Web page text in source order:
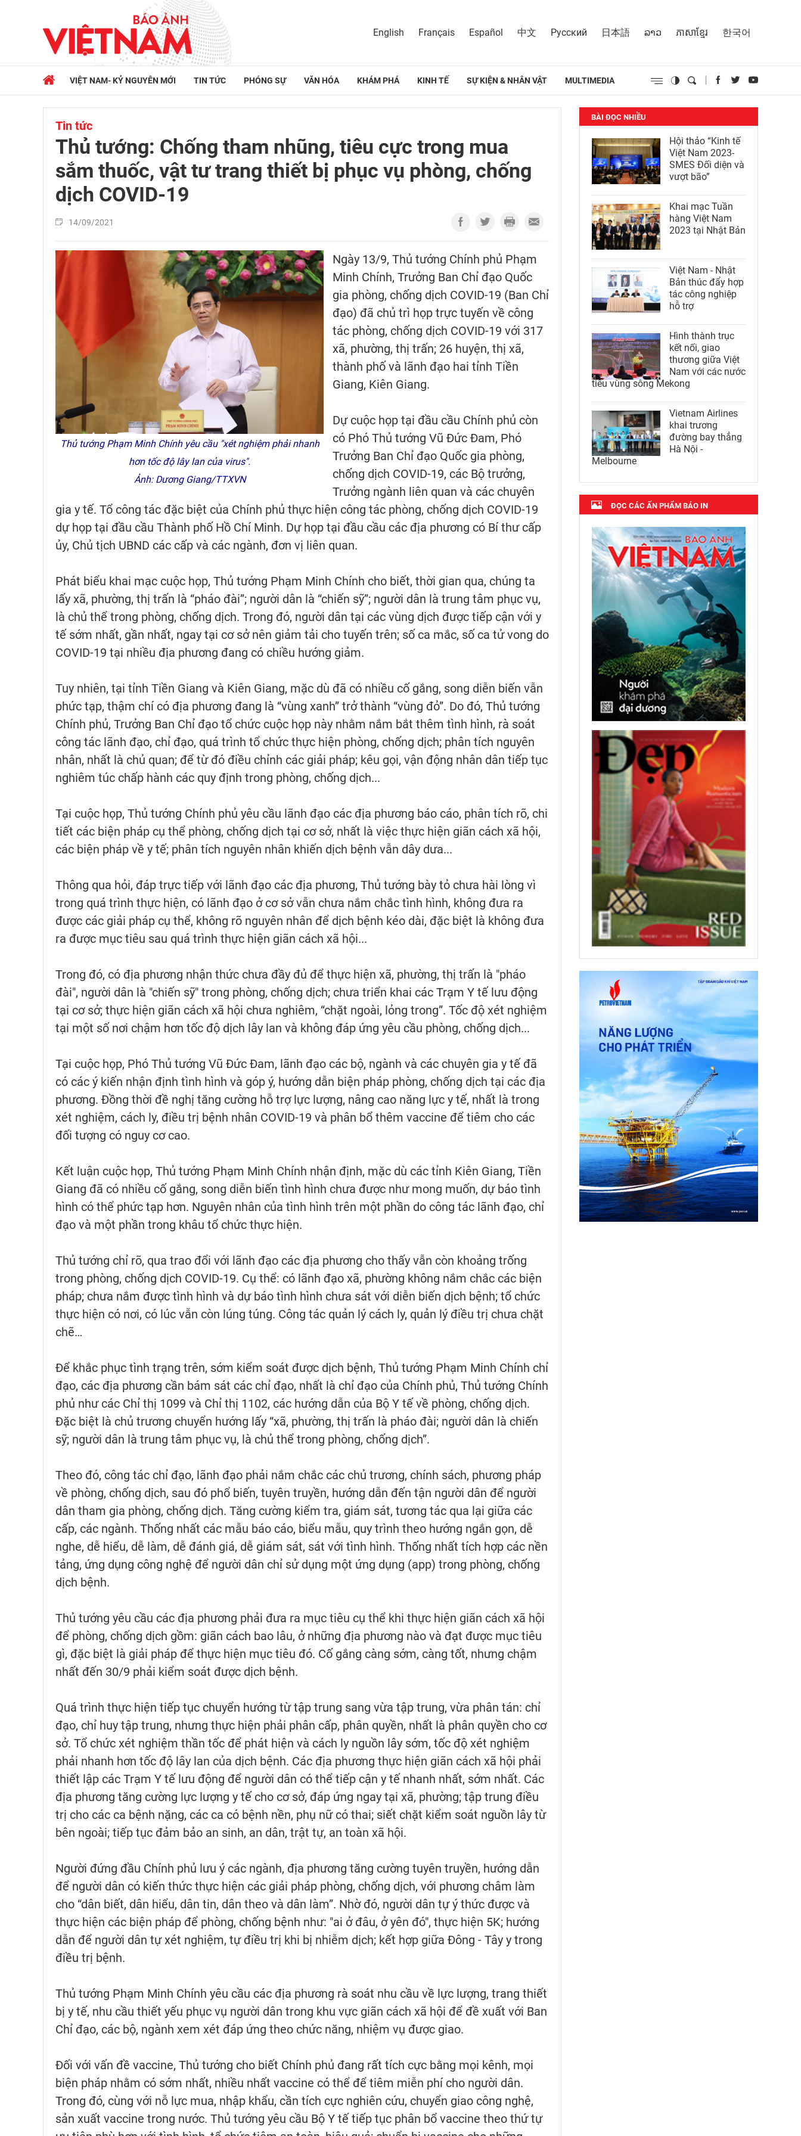
English Français Español 中文 Русский 日本語 ລາວ ភាសាខ្មែរ 한국어
VIỆT NAM- KỶ NGUYÊN MỚI TIN TỨC PHÓNG SỰ VĂN HÓA KHÁM PHÁ KINH TẾ SỰ KIỆN & NHÂN VẬT MULTIMEDIA
Tin tức
Thủ tướng: Chống tham nhũng, tiêu cực trong mua
sắm thuốc, vật tư trang thiết bị phục vụ phòng, chống
dịch COVID-19 ​
14/09/2021
Thủ tướng Phạm Minh Chính yêu cầu "xét nghiệm phải nhanh
hơn tốc độ lây lan của virus".
Ảnh: Dương Giang/TTXVN
Ngày 13/9, Thủ tướng Chính phủ Phạm
Minh Chính, Trưởng Ban Chỉ đạo Quốc
gia phòng, chống dịch COVID-19 (Ban Chỉ
đạo) đã chủ trì họp trực tuyến về công
tác phòng, chống dịch COVID-19 với 317
xã, phường, thị trấn; 26 huyện, thị xã,
thành phố và lãnh đạo hai tỉnh Tiền
Giang, Kiên Giang.
Dự cuộc họp tại đầu cầu Chính phủ còn
có Phó Thủ tướng Vũ Đức Đam, Phó
Trưởng Ban Chỉ đạo Quốc gia phòng,
chống dịch COVID-19, các Bộ trưởng,
Trưởng ngành liên quan và các chuyên
gia y tế. Tổ công tác đặc biệt của Chính phủ thực hiện công tác phòng, chống dịch COVID-19
dự họp tại đầu cầu Thành phố Hồ Chí Minh. Dự họp tại đầu cầu các địa phương có Bí thư cấp
ủy, Chủ tịch UBND các cấp và các ngành, đơn vị liên quan.
Phát biểu khai mạc cuộc họp, Thủ tướng Phạm Minh Chính cho biết, thời gian qua, chúng ta
lấy xã, phường, thị trấn là “pháo đài”; người dân là “chiến sỹ”; người dân là trung tâm phục vụ,
là chủ thể trong phòng, chống dịch. Trong đó, người dân tại các vùng dịch được tiếp cận với y
tế sớm nhất, gần nhất, ngay tại cơ sở nên giảm tải cho tuyến trên; số ca mắc, số ca tử vong do
COVID-19 tại nhiều địa phương đang có chiều hướng giảm.
Tuy nhiên, tại tỉnh Tiền Giang và Kiên Giang, mặc dù đã có nhiều cố gắng, song diễn biến vẫn
phức tạp, thậm chí có địa phương đang là “vùng xanh” trở thành “vùng đỏ”. Do đó, Thủ tướng
Chính phủ, Trưởng Ban Chỉ đạo tổ chức cuộc họp này nhằm nắm bắt thêm tình hình, rà soát
công tác lãnh đạo, chỉ đạo, quá trình tổ chức thực hiện phòng, chống dịch; phân tích nguyên
nhân, nhất là chủ quan; để từ đó điều chỉnh các giải pháp; kêu gọi, vận động nhân dân tiếp tục
nghiêm túc chấp hành các quy định trong phòng, chống dịch...
Tại cuộc họp, Thủ tướng Chính phủ yêu cầu lãnh đạo các địa phương báo cáo, phân tích rõ, chi
tiết các biện pháp cụ thể phòng, chống dịch tại cơ sở, nhất là việc thực hiện giãn cách xã hội,
các biện pháp về y tế; phân tích nguyên nhân khiến dịch bệnh vẫn dây dưa...
Thông qua hỏi, đáp trực tiếp với lãnh đạo các địa phương, Thủ tướng bày tỏ chưa hài lòng vì
trong quá trình thực hiện, có lãnh đạo ở cơ sở vẫn chưa nắm chắc tình hình, không đưa ra
được các giải pháp cụ thể, không rõ nguyên nhân để dịch bệnh kéo dài, đặc biệt là không đưa
ra được mục tiêu sau quá trình thực hiện giãn cách xã hội...
Trong đó, có địa phương nhận thức chưa đầy đủ để thực hiện xã, phường, thị trấn là "pháo
đài", người dân là "chiến sỹ" trong phòng, chống dịch; chưa triển khai các Trạm Y tế lưu động
tại cơ sở; thực hiện giãn cách xã hội chưa nghiêm, “chặt ngoài, lỏng trong”. Tốc độ xét nghiệm
tại một số nơi chậm hơn tốc độ dịch lây lan và không đáp ứng yêu cầu phòng, chống dịch...
Tại cuộc họp, Phó Thủ tướng Vũ Đức Đam, lãnh đạo các bộ, ngành và các chuyên gia y tế đã
có các ý kiến nhận định tình hình và góp ý, hướng dẫn biện pháp phòng, chống dịch tại các địa
phương. Đồng thời đề nghị tăng cường hỗ trợ lực lượng, nâng cao năng lực y tế, nhất là trong
xét nghiệm, cách ly, điều trị bệnh nhân COVID-19 và phân bổ thêm vaccine để tiêm cho các
đối tượng có nguy cơ cao.
Kết luận cuộc họp, Thủ tướng Phạm Minh Chính nhận định, mặc dù các tỉnh Kiên Giang, Tiền
Giang đã có nhiều cố gắng, song diễn biến tình hình chưa được như mong muốn, dự báo tình
hình có thể phức tạp hơn. Nguyên nhân của tình hình trên một phần do công tác lãnh đạo, chỉ
đạo và một phần trong khâu tổ chức thực hiện.
Thủ tướng chỉ rõ, qua trao đổi với lãnh đạo các địa phương cho thấy vẫn còn khoảng trống
trong phòng, chống dịch COVID-19. Cụ thể: có lãnh đạo xã, phường không nắm chắc các biện
pháp; chưa nắm được tình hình và dự báo tình hình chưa sát với diễn biến dịch bệnh; tổ chức
thực hiện có nơi, có lúc vẫn còn lúng túng. Công tác quản lý cách ly, quản lý điều trị chưa chặt
chẽ…
Để khắc phục tình trạng trên, sớm kiểm soát được dịch bệnh, Thủ tướng Phạm Minh Chính chỉ
đạo, các địa phương cần bám sát các chỉ đạo, nhất là chỉ đạo của Chính phủ, Thủ tướng Chính
phủ như các Chỉ thị 1099 và Chỉ thị 1102, các hướng dẫn của Bộ Y tế về phòng, chống dịch.
Đặc biệt là chủ trương chuyển hướng lấy “xã, phường, thị trấn là pháo đài; người dân là chiến
sỹ; người dân là trung tâm phục vụ, là chủ thể trong phòng, chống dịch”.
Theo đó, công tác chỉ đạo, lãnh đạo phải nắm chắc các chủ trương, chính sách, phương pháp
về phòng, chống dịch, sau đó phổ biến, tuyên truyền, hướng dẫn đến tận người dân để người
dân tham gia phòng, chống dịch. Tăng cường kiểm tra, giám sát, tương tác qua lại giữa các
cấp, các ngành. Thống nhất các mẫu báo cáo, biểu mẫu, quy trình theo hướng ngắn gọn, dễ
nghe, dễ hiểu, dễ làm, dễ đánh giá, dễ giám sát, sát với tình hình. Thống nhất tích hợp các nền
tảng, ứng dụng công nghệ để người dân chỉ sử dụng một ứng dụng (app) trong phòng, chống
dịch bệnh.
Thủ tướng yêu cầu các địa phương phải đưa ra mục tiêu cụ thể khi thực hiện giãn cách xã hội
để phòng, chống dịch gồm: giãn cách bao lâu, ở những địa phương nào và đạt được mục tiêu
gì, đặc biệt là giải pháp để thực hiện mục tiêu đó. Cố gắng càng sớm, càng tốt, nhưng chậm
nhất đến 30/9 phải kiểm soát được dịch bệnh.
Quá trình thực hiện tiếp tục chuyển hướng từ tập trung sang vừa tập trung, vừa phân tán: chỉ
đạo, chỉ huy tập trung, nhưng thực hiện phải phân cấp, phân quyền, nhất là phân quyền cho cơ
sở. Tổ chức xét nghiệm thần tốc để phát hiện và cách ly nguồn lây sớm, tốc độ xét nghiệm
phải nhanh hơn tốc độ lây lan của dịch bệnh. Các địa phương thực hiện giãn cách xã hội phải
thiết lập các Trạm Y tế lưu động để người dân có thể tiếp cận y tế nhanh nhất, sớm nhất. Các
địa phương tăng cường lực lượng y tế cho cơ sở, đáp ứng ngay tại xã, phường; tập trung điều
trị cho các ca bệnh nặng, các ca có bệnh nền, phụ nữ có thai; siết chặt kiểm soát nguồn lây từ
bên ngoài; tiếp tục đảm bảo an sinh, an dân, trật tự, an toàn xã hội.
Người đứng đầu Chính phủ lưu ý các ngành, địa phương tăng cường tuyên truyền, hướng dẫn
để người dân có kiến thức thực hiện các giải pháp phòng, chống dịch, với phương châm làm
cho “dân biết, dân hiểu, dân tin, dân theo và dân làm”. Nhờ đó, người dân tự ý thức được và
thực hiện các biện pháp để phòng, chống bệnh như: "ai ở đâu, ở yên đó", thực hiện 5K; hướng
dẫn để người dân tự xét nghiệm, tự điều trị khi bị nhiễm dịch; kết hợp giữa Đông - Tây y trong
điều trị bệnh.
Thủ tướng Phạm Minh Chính yêu cầu các địa phương rà soát nhu cầu về lực lượng, trang thiết
bị y tế, nhu cầu thiết yếu phục vụ người dân trong khu vực giãn cách xã hội để đề xuất với Ban
Chỉ đạo, các bộ, ngành xem xét đáp ứng theo chức năng, nhiệm vụ được giao.
Đối với vấn đề vaccine, Thủ tướng cho biết Chính phủ đang rất tích cực bằng mọi kênh, mọi
biện pháp nhằm có sớm nhất, nhiều nhất vaccine có thể để tiêm miễn phí cho người dân.
Trong đó, cùng với nỗ lực mua, nhập khẩu, cần tích cực nghiên cứu, chuyển giao công nghệ,
sản xuất vaccine trong nước. Thủ tướng yêu cầu Bộ Y tế tiếp tục phân bổ vaccine theo thứ tự
BÀI ĐỌC NHIỀU
Hội thảo “Kinh tế
Việt Nam 2023-
SMES Đối diện và
vượt bão”
Khai mạc Tuần
hàng Việt Nam
2023 tại Nhật Bản
Việt Nam - Nhật
Bản thúc đẩy hợp
tác công nghiệp
hỗ trợ
Hình thành trục
kết nối, giao
thương giữa Việt
Nam với các nước
tiểu vùng sông Mekong
Vietnam Airlines
khai trương
đường bay thẳng
Hà Nội -
Melbourne
ĐỌC CÁC ẤN PHẨM BÁO IN